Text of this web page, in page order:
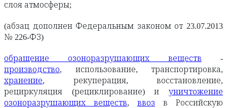
слоя атмосферы;
(абзац дополнен Федеральным законом от 23.07.2013
№ 226-ФЗ)
обращение озоноразрушающих веществ -
производство, использование, транспортировка,
хранение, рекуперация, восстановление,
рециркуляция (рециклирование) и уничтожение
озоноразрушающих веществ, ввоз в Российскую